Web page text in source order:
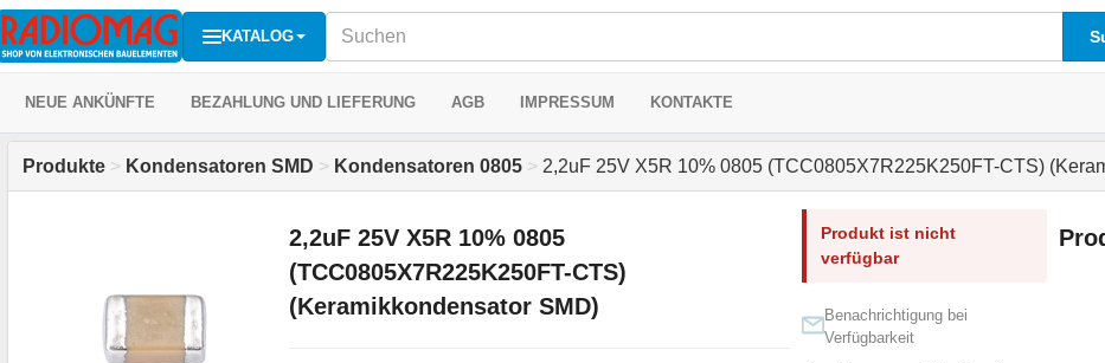
KATALOG
NEUE ANKÜNFTE BEZAHLUNG UND LIEFERUNG AGB IMPRESSUM KONTAKTE
Produkte > Kondensatoren SMD > Kondensatoren 0805 > 2,2uF 25V X5R 10% 0805 (TCC0805X7R225K250FT-CTS)
2,2uF 25V X5R 10% 0805
(TCC0805X7R225K250FT-CTS)
(Keramikkondensator SMD)
Produkt ist nicht
verfügbar
Benachrichtigung bei
Verfügbarkeit